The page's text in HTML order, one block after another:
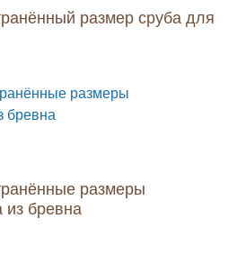
размер сруба для
размеры
из бревна